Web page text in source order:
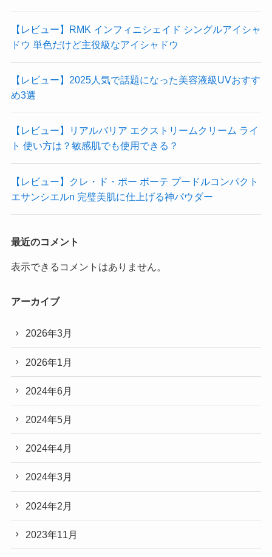
【レビュー】RMK インフィニシェイド シングルアイシャ
ドウ 単色だけど主役級なアイシャドウ
【レビュー】2025人気で話題になった美容液級UVおすす
め3選
【レビュー】リアルバリア エクストリームクリーム ライ
ト 使い方は？敏感肌でも使用できる？
【レビュー】クレ・ド・ポー ボーテ プードルコンパクト
エサンシエルn 完璧美肌に仕上げる神パウダー
最近のコメント
表示できるコメントはありません。
アーカイブ
2026年3月
2026年1月
2024年6月
2024年5月
2024年4月
2024年3月
2024年2月
2023年11月